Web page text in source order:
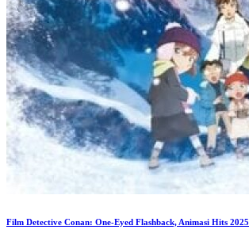
Film Detective Conan: One-Eyed Flashback, Animasi Hits 2025